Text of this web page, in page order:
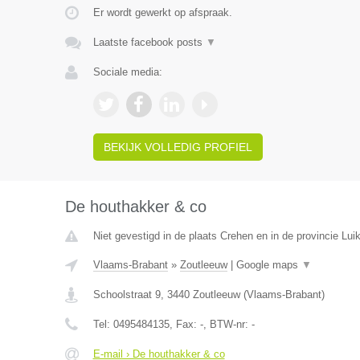
Er wordt gewerkt op afspraak.
Laatste facebook posts ▼
Sociale media:
BEKIJK VOLLEDIG PROFIEL
De houthakker & co
Niet gevestigd in de plaats Crehen en in de provincie
Vlaams-Brabant» Zoutleeuw| Google maps ▼
Schoolstraat 9, 3440 Zoutleeuw(Vlaams-Brabant)
Tel: 0495484135, Fax: -, BTW-nr: -
E-mail › De houthakker & co